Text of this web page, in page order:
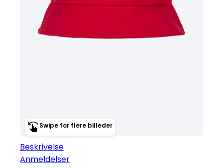
Swipe for flere billeder
Beskrivelse
Anmeldelser